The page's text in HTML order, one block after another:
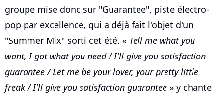
groupe mise donc sur "Guarantee", piste électro-
pop par excellence, qui a déjà fait l'objet d'un
"Summer Mix" sorti cet été. « Tell me what you
want, I got what you need / I'll give you satisfaction
guarantee / Let me be your lover, your pretty little
freak / I'll give you satisfaction guarantee » y chante